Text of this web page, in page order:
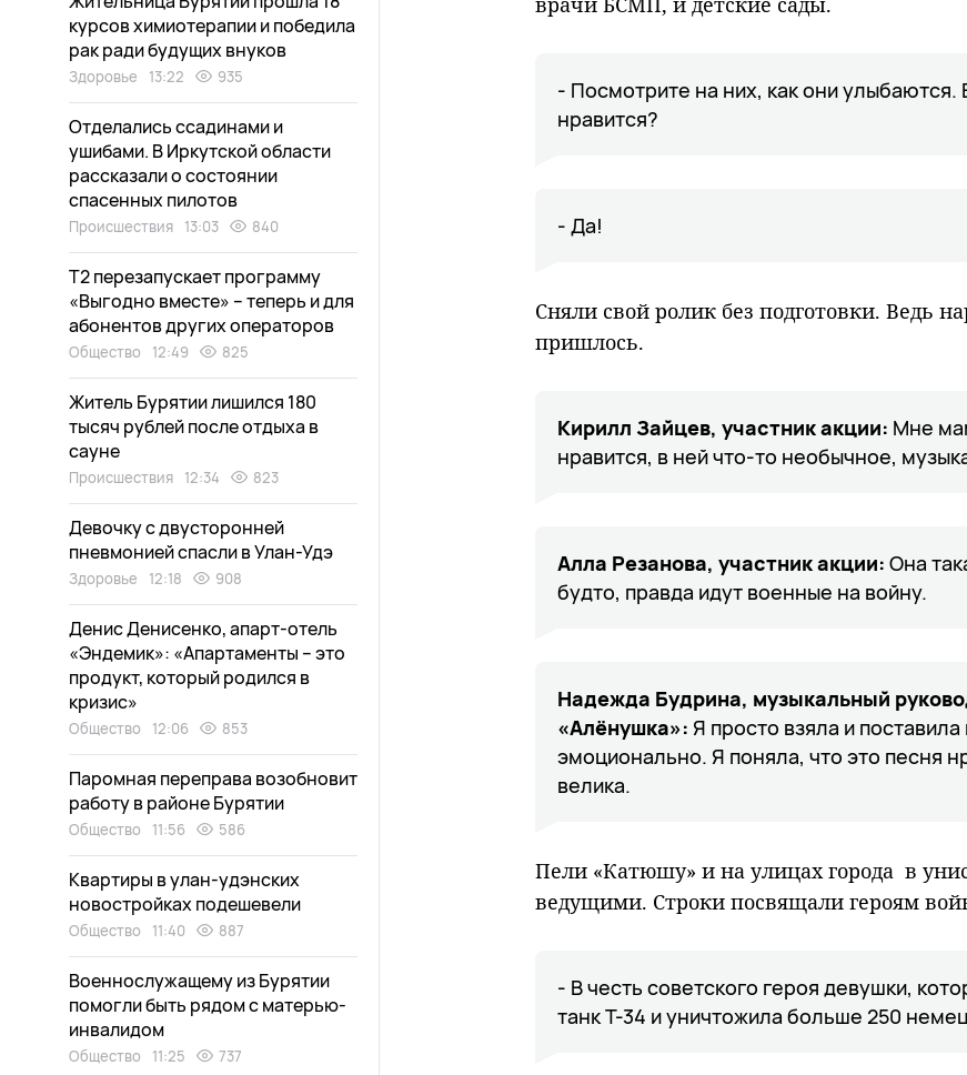
- Посмотрите на них, как они улыбаются.
нравится?
- Да!
Сняли свой ролик без подготовки. Ведь
пришлось.
Кирилл Зайцев, участник акции: Мне
нравится, в ней что-то необычное,
Алла Резанова, участник акции: Она
будто, правда идут военные на войну.
Надежда Будрина, музыкальный
«Алёнушка»: Я просто взяла и
эмоционально. Я поняла, что это песня
велика.
Пели «Катюшу» и на улицах города в
ведущими. Строки посвящали героям
- В честь советского героя девушки,
танк Т-34 и уничтожила больше 250
курсов химиотерапии и победила
рак ради будущих внуков
Здоровье 13:22 935
Отделались ссадинами и
ушибами. В Иркутской области
рассказали о состоянии
спасенных пилотов
Происшествия 13:03 840
Т2 перезапускает программу
«Выгодно вместе» – теперь и для
абонентов других операторов
Общество 12:49 825
Житель Бурятии лишился 180
тысяч рублей после отдыха в
сауне
Происшествия 12:34 823
Девочку с двусторонней
пневмонией спасли в Улан-Удэ
Здоровье 12:18 908
Денис Денисенко, апарт-отель
«Эндемик»: «Апартаменты – это
продукт, который родился в
кризис»
Общество 12:06 853
Паромная переправа возобновит
работу в районе Бурятии
Общество 11:56 586
Квартиры в улан-удэнских
новостройках подешевели
Общество 11:40 887
Военнослужащему из Бурятии
помогли быть рядом с матерью-
инвалидом
Общество 11:25 737